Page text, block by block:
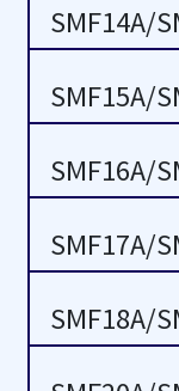
SMF14A/
SMF15A/
SMF16A/
SMF17A/
SMF18A/